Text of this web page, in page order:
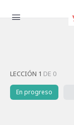
LECCIÓN 1 DE 0
En progreso